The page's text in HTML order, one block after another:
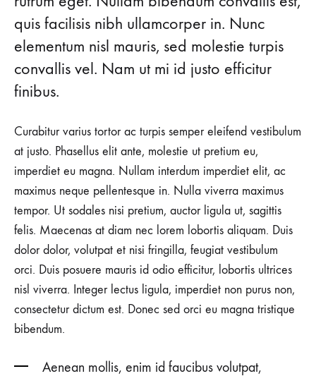
AUGUST
2018
0
SHARE
COMMENTS
ON
THE
MESSAGES
OF
MENSWEAR
quis facilisis nibh ullamcorper in. Nunc
elementum nisl mauris, sed molestie turpis
convallis vel. Nam ut mi id justo efficitur
finibus.
Curabitur varius tortor ac turpis semper eleifend vestibulum
at justo. Phasellus elit ante, molestie ut pretium eu,
imperdiet eu magna. Nullam interdum imperdiet elit, ac
maximus neque pellentesque in. Nulla viverra maximus
tempor. Ut sodales nisi pretium, auctor ligula ut, sagittis
felis. Maecenas at diam nec lorem lobortis aliquam. Duis
dolor dolor, volutpat et nisi fringilla, feugiat vestibulum
orci. Duis posuere mauris id odio efficitur, lobortis ultrices
nisl viverra. Integer lectus ligula, imperdiet non purus non,
consectetur dictum est. Donec sed orci eu magna tristique
bibendum.
Aenean mollis, enim id faucibus volutpat,